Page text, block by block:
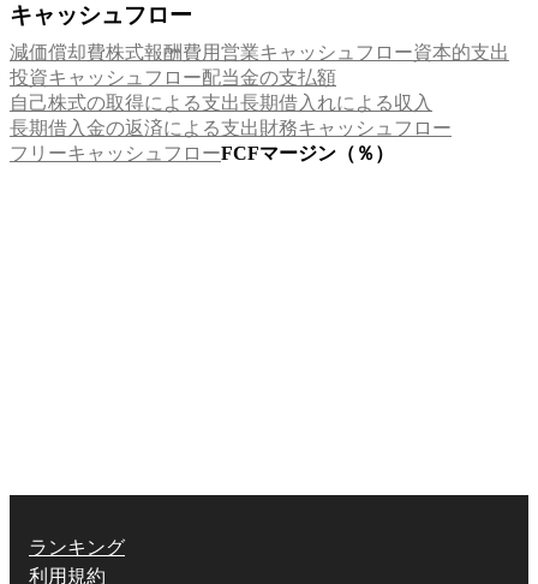
キャッシュフロー
減価償却費株式報酬費用営業キャッシュフロー資本的支出
投資キャッシュフロー配当金の支払額
自己株式の取得による支出長期借入れによる収入
長期借入金の返済による支出財務キャッシュフロー
フリーキャッシュフローFCFマージン（％）
ランキング
利用規約